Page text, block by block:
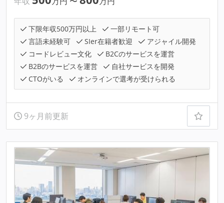
下限年収500万円以上
一部リモート可
言語未経験可
SIer在籍者歓迎
アジャイル開発
コードレビュー文化
B2Cのサービスを運営
B2Bのサービスを運営
自社サービスを開発
CTOがいる
オンラインで選考が受けられる
9ヶ月前更新